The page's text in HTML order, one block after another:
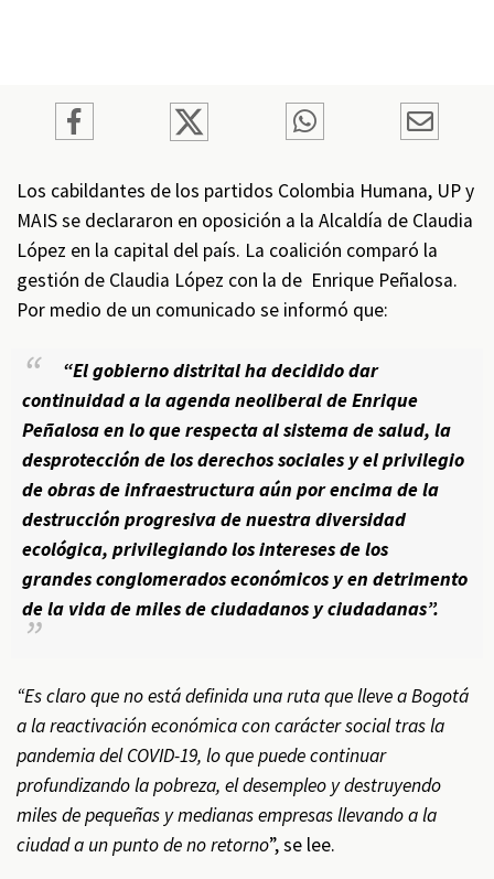
Los cabildantes de los partidos Colombia Humana, UP y
MAIS se declararon en oposición a la Alcaldía de Claudia
López en la capital del país. La coalición comparó la
gestión de Claudia López con la de Enrique Peñalosa.
Por medio de un comunicado se informó que:
“El gobierno distrital ha decidido dar
continuidad a la agenda neoliberal de Enrique
Peñalosa en lo que respecta al sistema de salud, la
desprotección de los derechos sociales y el privilegio
de obras de infraestructura aún por encima de la
destrucción progresiva de nuestra diversidad
ecológica, privilegiando los intereses de los
grandes conglomerados económicos y en detrimento
de la vida de miles de ciudadanos y ciudadanas”.
“Es claro que no está definida una ruta que lleve a Bogotá
a la reactivación económica con carácter social tras la
pandemia del COVID-19, lo que puede continuar
profundizando la pobreza, el desempleo y destruyendo
miles de pequeñas y medianas empresas llevando a la
ciudad a un punto de no retorno”, se lee.